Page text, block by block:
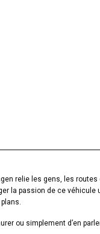
relie les gens, les
la passion de ce véhicule
ou simplement d’en